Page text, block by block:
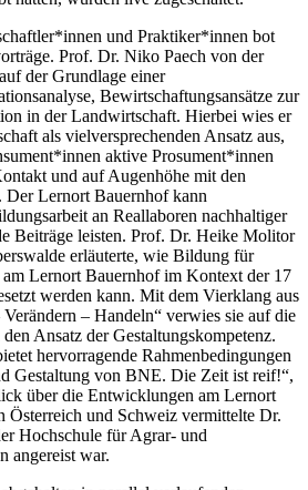
und Praktiker*innen bot
Prof. Dr. Niko Paech von der
der Grundlage einer
Bewirtschaftungsansätze zur
in der Landwirtschaft. Hierbei wies er
als vielversprechenden Ansatz aus,
aktive Prosument*innen
und auf Augenhöhe mit den
Lernort Bauernhof kann
an Reallaboren nachhaltiger
Beiträge leisten. Prof. Dr. Heike Molitor
erläuterte, wie Bildung für
Lernort Bauernhof im Kontext der 17
werden kann. Mit dem Vierklang aus
– Handeln“ verwies sie auf die
Ansatz der Gestaltungskompetenz.
hervorragende Rahmenbedingungen
Gestaltung von BNE. Die Zeit ist reif!“,
über die Entwicklungen am Lernort
Österreich und Schweiz vermittelte Dr.
Hochschule für Agrar- und
angereist war.